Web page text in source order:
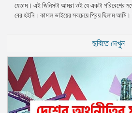
প্রেস
রিলিজ
গ্যালারি
বিএনপি-
জামায়াত
সহিংসতা
যেতাম। এই জিনিসটা আমরা ওই যে একটা পরিবেশের
বের হইনি। কামাল ভাইয়ের সবচেয়ে প্রিয় ছিলাম আমি।
ছবিতে দেখুন